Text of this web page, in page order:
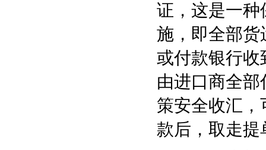
证，这是一种
施，即全部货
或付款银行收
由进口商全
策安全收汇
款后，取走提